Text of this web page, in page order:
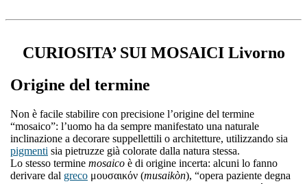
CURIOSITA’ SUI MOSAICI Livorno
Origine del termine
Non è facile stabilire con precisione l’origine del termine
“mosaico”: l’uomo ha da sempre manifestato una naturale
inclinazione a decorare suppellettili o architetture, utilizzando sia
pigmenti sia pietruzze già colorate dalla natura stessa.
Lo stesso termine mosaico è di origine incerta: alcuni lo fanno
derivare dal greco μουσαικόν (musaikòn), “opera paziente degna